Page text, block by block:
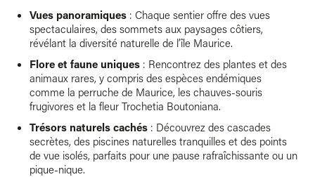
Vues panoramiques : Chaque sentier offre des vues
spectaculaires, des sommets aux paysages côtiers,
révélant la diversité naturelle de l’île Maurice.
Flore et faune uniques : Rencontrez des plantes et des
animaux rares, y compris des espèces endémiques
comme la perruche de Maurice, les chauves-souris
frugivores et la fleur Trochetia Boutoniana.
Trésors naturels cachés : Découvrez des cascades
secrètes, des piscines naturelles tranquilles et des points
de vue isolés, parfaits pour une pause rafraîchissante ou un
pique-nique.